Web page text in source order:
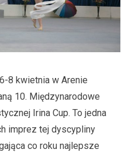
8 kwietnia w Arenie
10. Międzynarodowe
Irina Cup. To jedna
imprez tej dyscypliny
co roku najlepsze